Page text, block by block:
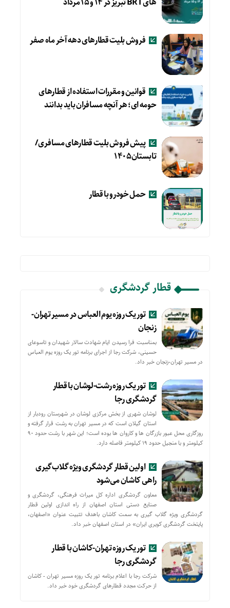
فروش بلیت قطارهای دهه آخر ماه صفر
قوانین و مقررات استفاده از قطارهای
حومه ای؛ هر آنچه مسافران باید بدانند
پیش فروش بلیت قطارهای مسافری/
تابستان۱۴۰۵
حمل خودرو با قطار
قطار گردشگری
تور یک روزه یوم العباس در مسیر تهران-
زنجان
بمناسبت فرا رسیدن ایام شهادت سالار شهیدان و تاسوعای
حسینی، شرکت رجا از اجرای برنامه تور یک روزه یوم العباس
در مسیر تهران-زنجان خبر داد.
تور یک روزه رشت-لوشان با قطار
گردشگری رجا
لوشان شهری از بخش مرکزی لوشان در شهرستان رودبار از
استان گیلان است که در مسیر تهران به رشت قرار گرفته و
روزگاری محل عبور بازرگان ها و کاروان ها بوده است؛ این شهر با رشت حدود ۹۰
کیلومتر و با منجیل حدود ۱۹ کیلومتر فاصله دارد.
اولین قطار گردشگری ویژه گلاب‌گیری
راهی کاشان می‌شود
معاون گردشگری اداره کل میراث فرهنگی، گردشگری و
صنایع دستی استان اصفهان از راه اندازی اولین قطار
گردشگری ویژه گلاب گیری به سمت کاشان باهدف تثبیت عنوان «اصفهان،
پایتخت گردشگری کویری ایران» در استان اصفهان خبر داد.
تور یک روزه تهران-کاشان با قطار
گردشگری رجا
شرکت رجا با اعلام برنامه تور یک روزه مسیر تهران - کاشان
از حركت مجدد قطارهای گردشگری خود خبر داد.